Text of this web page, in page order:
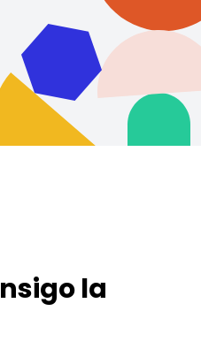
la